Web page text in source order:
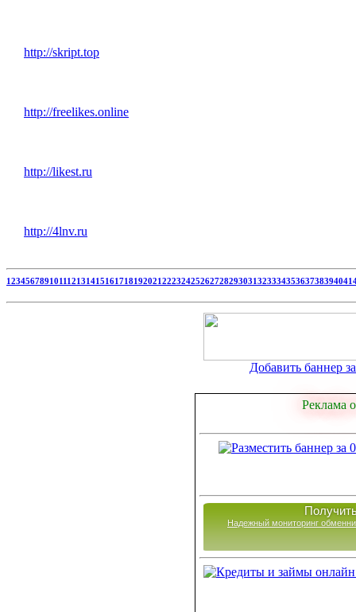
http://skript.top
http://freelikes.online
http://likest.ru
http://4lnv.ru
1234567891011121314151617181920212223242526272829303132333435363738394041
Добавить баннер
Реклама
Надежный мониторинг